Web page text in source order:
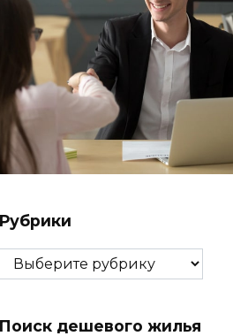
Рубрики
Рубрики
Поиск дешевого жилья